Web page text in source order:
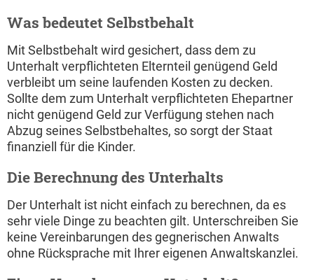
Was bedeutet Selbstbehalt
Mit Selbstbehalt wird gesichert, dass dem zu
Unterhalt verpflichteten Elternteil genügend Geld
verbleibt um seine laufenden Kosten zu decken.
Sollte dem zum Unterhalt verpflichteten Ehepartner
nicht genügend Geld zur Verfügung stehen nach
Abzug seines Selbstbehaltes, so sorgt der Staat
finanziell für die Kinder.
Die Berechnung des Unterhalts
Der Unterhalt ist nicht einfach zu berechnen, da es
sehr viele Dinge zu beachten gilt. Unterschreiben Sie
keine Vereinbarungen des gegnerischen Anwalts
ohne Rücksprache mit Ihrer eigenen Anwaltskanzlei.